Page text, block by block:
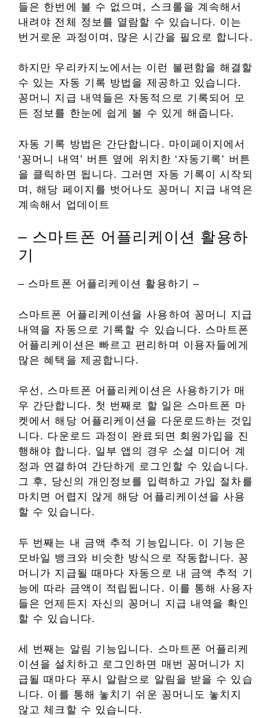
들은 한번에 볼 수 없으며, 스크롤을 계속해서
내려야 전체 정보를 열람할 수 있습니다. 이는
번거로운 과정이며, 많은 시간을 필요로 합니다.
하지만 우리카지노에서는 이런 불편함을 해결할
수 있는 자동 기록 방법을 제공하고 있습니다.
꽁머니 지급 내역들은 자동적으로 기록되어 모
든 정보를 한눈에 쉽게 볼 수 있게 해줍니다.
자동 기록 방법은 간단합니다. 마이페이지에서
‘꽁머니 내역’ 버튼 옆에 위치한 ‘자동기록’ 버튼
을 클릭하면 됩니다. 그러면 자동 기록이 시작되
며, 해당 페이지를 벗어나도 꽁머니 지급 내역은
계속해서 업데이트
– 스마트폰 어플리케이션 활용하
기
– 스마트폰 어플리케이션 활용하기 –
스마트폰 어플리케이션을 사용하여 꽁머니 지급
내역을 자동으로 기록할 수 있습니다. 스마트폰
어플리케이션은 빠르고 편리하며 이용자들에게
많은 혜택을 제공합니다.
우선, 스마트폰 어플리케이션은 사용하기가 매
우 간단합니다. 첫 번째로 할 일은 스마트폰 마
켓에서 해당 어플리케이션을 다운로드하는 것입
니다. 다운로드 과정이 완료되면 회원가입을 진
행해야 합니다. 일부 앱의 경우 소셜 미디어 계
정과 연결하여 간단하게 로그인할 수 있습니다.
그 후, 당신의 개인정보를 입력하고 가입 절차를
마치면 어렵지 않게 해당 어플리케이션을 사용
할 수 있습니다.
두 번째는 내 금액 추적 기능입니다. 이 기능은
모바일 뱅크와 비슷한 방식으로 작동합니다. 꽁
머니가 지급될 때마다 자동으로 내 금액 추적 기
능에 따라 금액이 적립됩니다. 이를 통해 사용자
들은 언제든지 자신의 꽁머니 지급 내역을 확인
할 수 있습니다.
세 번째는 알림 기능입니다. 스마트폰 어플리케
이션을 설치하고 로그인하면 매번 꽁머니가 지
급될 때마다 푸시 알람으로 알림을 받을 수 있습
니다. 이를 통해 놓치기 쉬운 꽁머니도 놓치지
않고 체크할 수 있습니다.